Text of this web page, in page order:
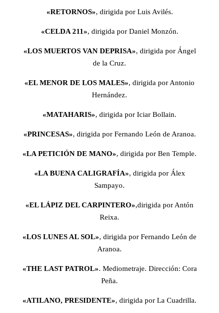
«RETORNOS», dirigida por Luis Avilés.
«CELDA 211», dirigida por Daniel Monzón.
«LOS MUERTOS VAN DEPRISA», dirigida por Ángel
de la Cruz.
«EL MENOR DE LOS MALES», dirigida por Antonio
Hernández.
«MATAHARIS», dirigida por Iciar Bollain.
«PRINCESAS», dirigida por Fernando León de Aranoa.
«LA PETICIÓN DE MANO», dirigida por Ben Temple.
«LA BUENA CALIGRAFÍA», dirigida por Álex
Sampayo.
«EL LÁPIZ DEL CARPINTERO»,dirigida por Antón
Reixa.
«LOS LUNES AL SOL», dirigida por Fernando León de
Aranoa.
«THE LAST PATROL». Mediometraje. Dirección: Cora
Peña.
«ATILANO, PRESIDENTE», dirigida por La Cuadrilla.